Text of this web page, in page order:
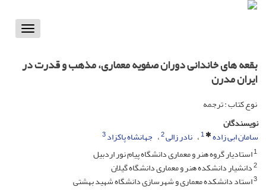
Toggle
بقعه های خاندانی دوران صفویه معماری، مذهب و قدرت در
ایران مدرن
نوع کتاب : ترجمه
نویسندگان
سامان ابی زاده
1 نادر زالی2 جهانشاه پاکزاد3
1استادیار گروه هنر و معماری دانشگاه پیام نور اردبیل
2دانشیار دانشکده هنر و معماری دانشگاه گیلان
3استاد دانشکده معماری و شهرسازی دانشگاه شهید بهشتی